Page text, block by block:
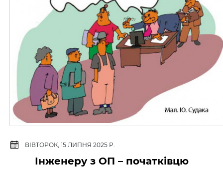
ВІВТОРОК, 15 ЛИПНЯ 2025 Р.
Інженеру з ОП – початківцю